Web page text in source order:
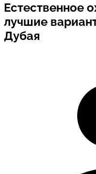
Естественное
лучшие
Дубая